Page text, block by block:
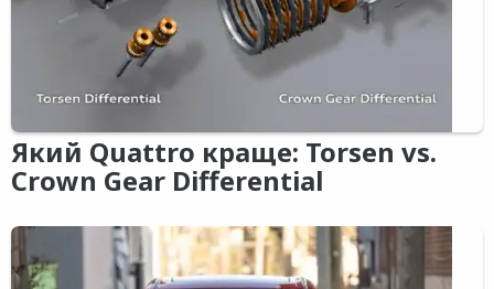
Який Quattro краще: Torsen vs.
Crown Gear Differential